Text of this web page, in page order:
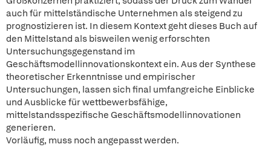
auch für mittelständische Unternehmen als steigend zu
prognostizieren ist. In diesem Kontext geht dieses Buch auf
den Mittelstand als bisweilen wenig erforschten
Untersuchungsgegenstand im
Geschäftsmodellinnovationskontext ein. Aus der Synthese
theoretischer Erkenntnisse und empirischer
Untersuchungen, lassen sich final umfangreiche Einblicke
und Ausblicke für wettbewerbsfähige,
mittelstandsspezifische Geschäftsmodellinnovationen
generieren.
Vorläufig, muss noch angepasst werden.